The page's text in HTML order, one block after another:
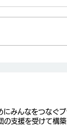
にみんなをつなぐ
支援を受けて構築